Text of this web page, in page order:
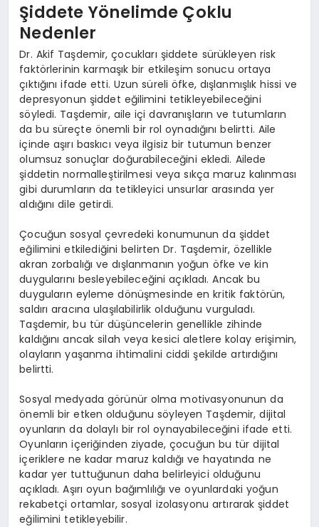
Şiddete Yönelimde Çoklu
Nedenler
Dr. Akif Taşdemir, çocukları şiddete sürükleyen risk
faktörlerinin karmaşık bir etkileşim sonucu ortaya
çıktığını ifade etti. Uzun süreli öfke, dışlanmışlık hissi ve
depresyonun şiddet eğilimini tetikleyebileceğini
söyledi. Taşdemir, aile içi davranışların ve tutumların
da bu süreçte önemli bir rol oynadığını belirtti. Aile
içinde aşırı baskıcı veya ilgisiz bir tutumun benzer
olumsuz sonuçlar doğurabileceğini ekledi. Ailede
şiddetin normalleştirilmesi veya sıkça maruz kalınması
gibi durumların da tetikleyici unsurlar arasında yer
aldığını dile getirdi.
Çocuğun sosyal çevredeki konumunun da şiddet
eğilimini etkilediğini belirten Dr. Taşdemir, özellikle
akran zorbalığı ve dışlanmanın yoğun öfke ve kin
duygularını besleyebileceğini açıkladı. Ancak bu
duyguların eyleme dönüşmesinde en kritik faktörün,
saldırı aracına ulaşılabilirlik olduğunu vurguladı.
Taşdemir, bu tür düşüncelerin genellikle zihinde
kaldığını ancak silah veya kesici aletlere kolay erişimin,
olayların yaşanma ihtimalini ciddi şekilde artırdığını
belirtti.
Sosyal medyada görünür olma motivasyonunun da
önemli bir etken olduğunu söyleyen Taşdemir, dijital
oyunların da dolaylı bir rol oynayabileceğini ifade etti.
Oyunların içeriğinden ziyade, çocuğun bu tür dijital
içeriklere ne kadar maruz kaldığı ve hayatında ne
kadar yer tuttuğunun daha belirleyici olduğunu
açıkladı. Aşırı oyun bağımlılığı ve oyunlardaki yoğun
rekabetçi ortamlar, sosyal izolasyonu artırarak şiddet
eğilimini tetikleyebilir.